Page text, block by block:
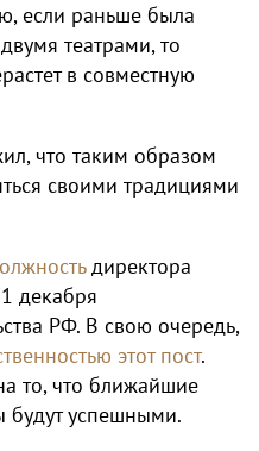
если раньше была
театрами, то
в совместную
что таким образом
своими традициями
директора
1 декабря
РФ. В свою очередь,
этот пост.
то, что ближайшие
будут успешными.